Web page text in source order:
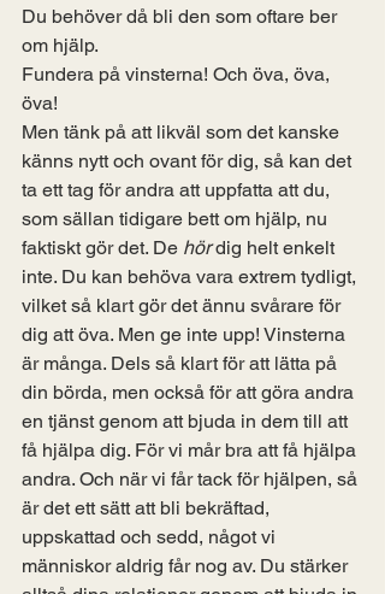
Du behöver då bli den som oftare ber
om hjälp.
Fundera på vinsterna! Och öva, öva,
öva!
Men tänk på att likväl som det kanske
känns nytt och ovant för dig, så kan det
ta ett tag för andra att uppfatta att du,
som sällan tidigare bett om hjälp, nu
faktiskt gör det. De hör dig helt enkelt
inte. Du kan behöva vara extrem tydligt,
vilket så klart gör det ännu svårare för
dig att öva. Men ge inte upp! Vinsterna
är många. Dels så klart för att lätta på
din börda, men också för att göra andra
en tjänst genom att bjuda in dem till att
få hjälpa dig. För vi mår bra att få hjälpa
andra. Och när vi får tack för hjälpen, så
är det ett sätt att bli bekräftad,
uppskattad och sedd, något vi
människor aldrig får nog av. Du stärker